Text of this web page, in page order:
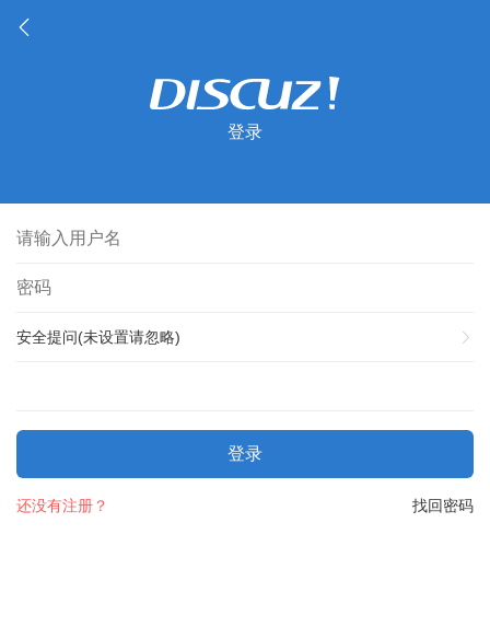
登录
安全提问(未设置请忽略)
登录
找回密码
还没有注册？